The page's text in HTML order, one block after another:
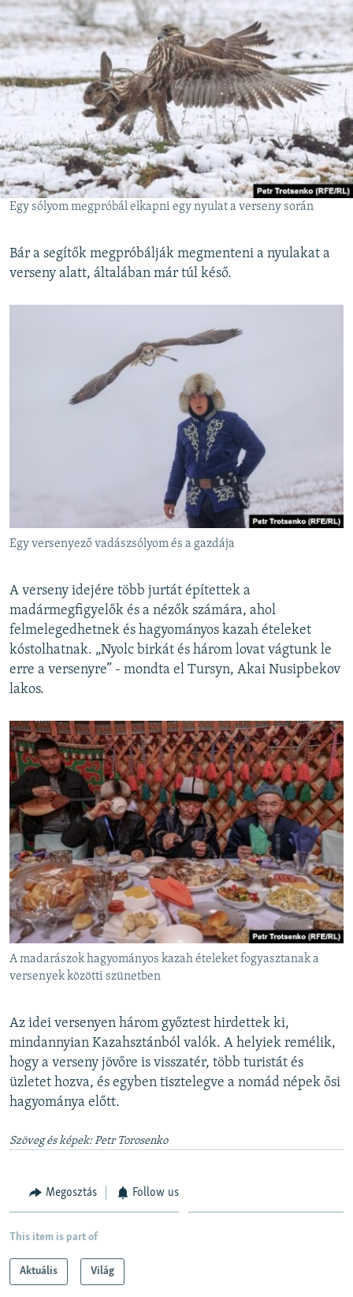
Egy sólyom megpróbál elkapni egy nyulat a verseny során
Bár a segítők megpróbálják megmenteni a nyulakat a
verseny alatt, általában már túl késő.
Egy versenyező vadászsólyom és a gazdája
A verseny idejére több jurtát építettek a
madármegfigyelők és a nézők számára, ahol
felmelegedhetnek és hagyományos kazah ételeket
kóstolhatnak. „Nyolc birkát és három lovat vágtunk le
erre a versenyre” - mondta el Tursyn, Akai Nusipbekov
lakos.
A madarászok hagyományos kazah ételeket fogyasztanak a
versenyek közötti szünetben
Az idei versenyen három győztest hirdettek ki,
mindannyian Kazahsztánból valók. A helyiek remélik,
hogy a verseny jövőre is visszatér, több turistát és
üzletet hozva, és egyben tisztelegve a nomád népek ősi
hagyománya előtt.
Szöveg és képek: Petr Torosenko
Megosztás Follow us
This item is part of
Aktuális Világ